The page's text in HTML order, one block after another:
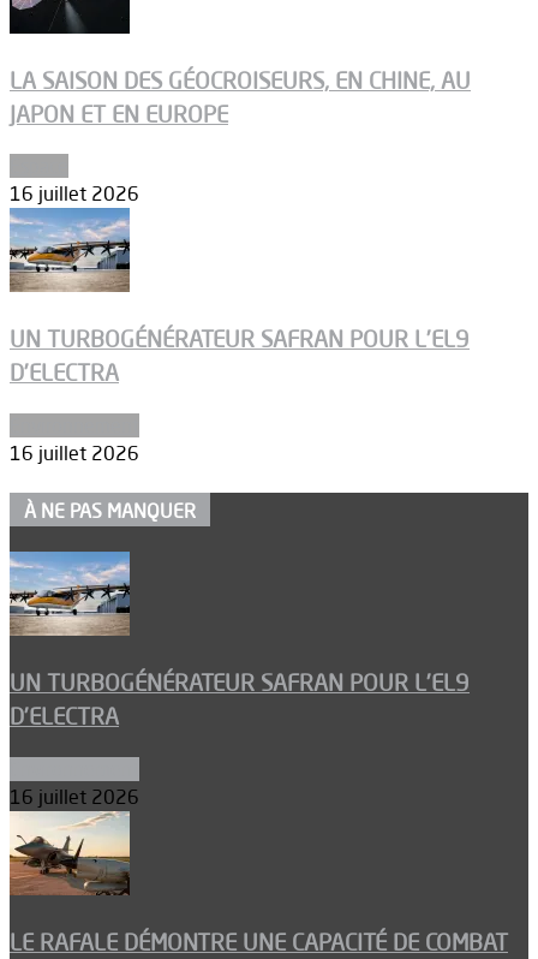
LA SAISON DES GÉOCROISEURS, EN CHINE, AU
JAPON ET EN EUROPE
16 juillet 2026
UN TURBOGÉNÉRATEUR SAFRAN POUR L’EL9
D’ELECTRA
16 juillet 2026
À NE PAS MANQUER
UN TURBOGÉNÉRATEUR SAFRAN POUR L’EL9
D’ELECTRA
16 juillet 2026
LE RAFALE DÉMONTRE UNE CAPACITÉ DE COMBAT